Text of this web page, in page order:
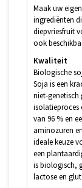
Maak uw
ingrediënten
diepvriesfruit
ook
Kwaliteit
Biologische
Soja is een
niet-genetisch
isolatieproces
van 96 % en
aminozuren
ideale keuze
een
is biologisch,
lactose en